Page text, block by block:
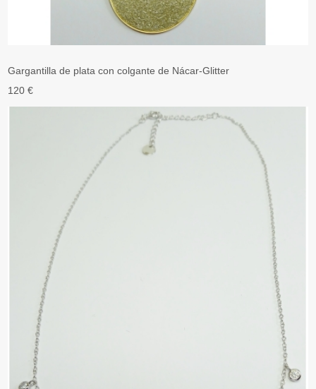
Gargantilla de plata con colgante de Nácar-Glitter
120 €